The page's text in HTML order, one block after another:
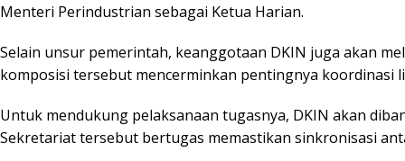
Menteri Perindustrian sebagai Ketua Harian.
Selain unsur pemerintah, keanggotaan DKIN juga akan
komposisi tersebut mencerminkan pentingnya koordinasi
Untuk mendukung pelaksanaan tugasnya, DKIN akan
Sekretariat tersebut bertugas memastikan sinkronisasi